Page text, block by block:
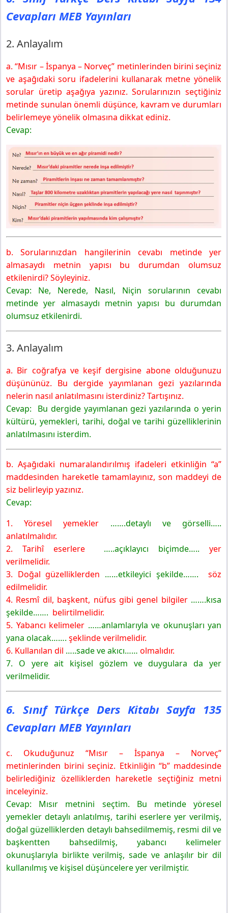
Cevapları MEB Yayınları
2. Anlayalım
a. “Mısır – İspanya – Norveç” metinlerinden birini seçiniz
ve aşağıdaki soru ifadelerini kullanarak metne yönelik
sorular üretip aşağıya yazınız. Sorularınızın seçtiğiniz
metinde sunulan önemli düşünce, kavram ve durumları
belirlemeye yönelik olmasına dikkat ediniz.
Cevap:
b. Sorularınızdan hangilerinin cevabı metinde yer
almasaydı metnin yapısı bu durumdan olumsuz
etkilenirdi? Söyleyiniz.
Cevap: Ne, Nerede, Nasıl, Niçin sorularının cevabı
metinde yer almasaydı metnin yapısı bu durumdan
olumsuz etkilenirdi.
3. Anlayalım
a. Bir coğrafya ve keşif dergisine abone olduğunuzu
düşününüz. Bu dergide yayımlanan gezi yazılarında
nelerin nasıl anlatılmasını isterdiniz? Tartışınız.
Cevap: Bu dergide yayımlanan gezi yazılarında o yerin
kültürü, yemekleri, tarihi, doğal ve tarihi güzelliklerinin
anlatılmasını isterdim.
b. Aşağıdaki numaralandırılmış ifadeleri etkinliğin “a”
maddesinden hareketle tamamlayınız, son maddeyi de
siz belirleyip yazınız.
Cevap:
1. Yöresel yemekler …….detaylı ve görselli…..
anlatılmalıdır.
2. Tarihî eserlere …..açıklayıcı biçimde….. yer
verilmelidir.
3. Doğal güzelliklerden ……etkileyici şekilde……. söz
edilmelidir.
4. Resmî dil, başkent, nüfus gibi genel bilgiler …….kısa
şekilde……. belirtilmelidir.
5. Yabancı kelimeler ……anlamlarıyla ve okunuşları yan
yana olacak……. şeklinde verilmelidir.
6. Kullanılan dil …..sade ve akıcı…… olmalıdır.
7. O yere ait kişisel gözlem ve duygulara da yer
verilmelidir.
6. Sınıf Türkçe Ders Kitabı Sayfa 135
Cevapları MEB Yayınları
c. Okuduğunuz “Mısır – İspanya – Norveç”
metinlerinden birini seçiniz. Etkinliğin “b” maddesinde
belirlediğiniz özelliklerden hareketle seçtiğiniz metni
inceleyiniz.
Cevap: Mısır metnini seçtim. Bu metinde yöresel
yemekler detaylı anlatılmış, tarihi eserlere yer verilmiş,
doğal güzelliklerden detaylı bahsedilmemiş, resmi dil ve
başkentten bahsedilmiş, yabancı kelimeler
okunuşlarıyla birlikte verilmiş, sade ve anlaşılır bir dil
kullanılmış ve kişisel düşüncelere yer verilmiştir.